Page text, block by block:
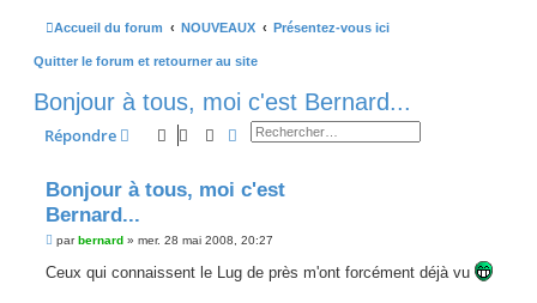
Accueil du forum NOUVEAUX Présentez-vous ici
Quitter le forum et retourner au site
Bonjour à tous, moi c'est Bernard...
Répondre Rechercher
Recherche avancée
Bonjour à tous, moi c'est
Bernard...
M
s
s
parbernard » mer. 28 mai 2008, 20:27
Ceux qui connaissent le Lug de près m'ont forcément déjà vu